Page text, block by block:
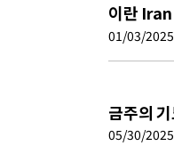
이란
01/03/2025
금주의
05/30/2025